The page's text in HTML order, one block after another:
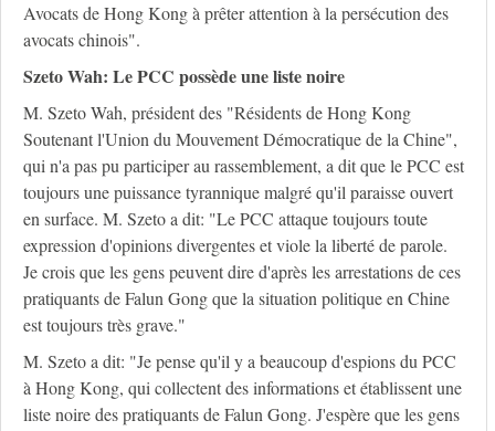
Avocats de Hong Kong à prêter attention à la persécution des
avocats chinois".
Szeto Wah: Le PCC possède une liste noire
M. Szeto Wah, président des "Résidents de Hong Kong
Soutenant l'Union du Mouvement Démocratique de la Chine",
qui n'a pas pu participer au rassemblement, a dit que le PCC est
toujours une puissance tyrannique malgré qu'il paraisse ouvert
en surface. M. Szeto a dit: "Le PCC attaque toujours toute
expression d'opinions divergentes et viole la liberté de parole.
Je crois que les gens peuvent dire d'après les arrestations de ces
pratiquants de Falun Gong que la situation politique en Chine
est toujours très grave."
M. Szeto a dit: "Je pense qu'il y a beaucoup d'espions du PCC
à Hong Kong, qui collectent des informations et établissent une
liste noire des pratiquants de Falun Gong. J'espère que les gens